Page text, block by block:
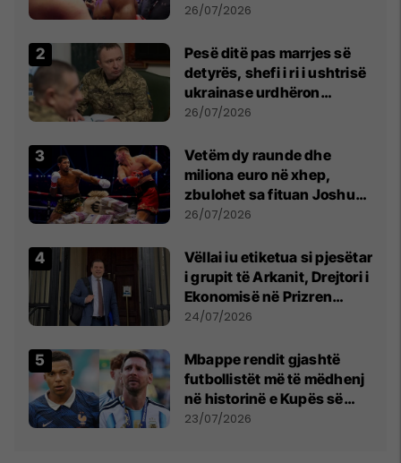
26/07/2026
Pesë ditë pas marrjes së
detyrës, shefi i ri i ushtrisë
ukrainase urdhëron
kontroll të madh
26/07/2026
Vetëm dy raunde dhe
miliona euro në xhep,
zbulohet sa fituan Joshua
e Prenga
26/07/2026
Vëllai iu etiketua si pjesëtar
i grupit të Arkanit, Drejtori i
Ekonomisë në Prizren
mohon pretendimet
24/07/2026
Mbappe rendit gjashtë
futbollistët më të mëdhenj
në historinë e Kupës së
Botës, Messi mbetet i dyti
23/07/2026